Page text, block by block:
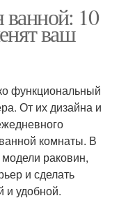
10
ваш
функциональный
От их дизайна и
комнаты. В
раковин,
и сделать
и удобной.